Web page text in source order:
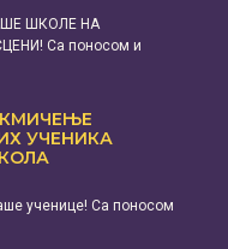
ШКОЛЕ НА
Са поносом и
УЧЕНИКА
ученице! Са поносом